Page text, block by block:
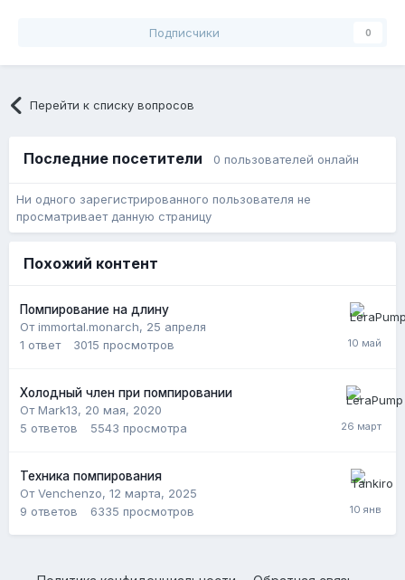
Подписчики 0
Перейти к списку вопросов
Последние посетители 0 пользователей онлайн
Ни одного зарегистрированного пользователя не
просматривает данную страницу
Похожий контент
Помпирование на длину
От immortal.monarch, 25 апреля
1 ответ 3015 просмотров
Холодный член при помпировании
От Mark13, 20 мая, 2020
5 ответов 5543 просмотра
Техника помпирования
От Venchenzo, 12 марта, 2025
9 ответов 6335 просмотров